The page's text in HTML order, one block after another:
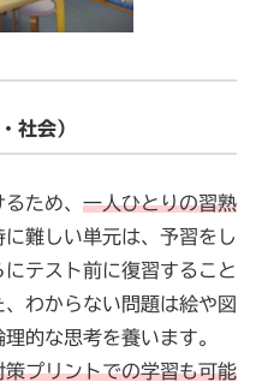
会）
ため、 一人ひとりの習熟
に難しい単元は、予習をし
テスト前に復習すること
わからない問題は絵や図
的な思考を養います。
プリントでの学習も可能